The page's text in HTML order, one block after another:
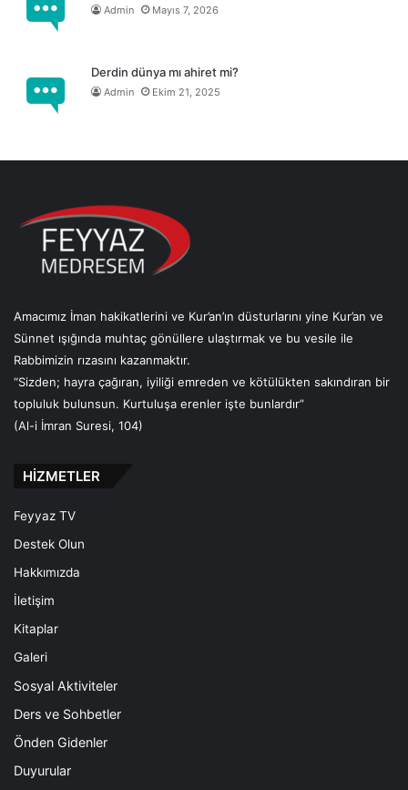
Admin Mayıs 7, 2026
Derdin dünya mı ahiret mi?
Admin Ekim 21, 2025
Amacımız İman hakikatlerini ve Kur’an’ın düsturlarını yine Kur’an ve
Sünnet ışığında muhtaç gönüllere ulaştırmak ve bu vesile ile
Rabbimizin rızasını kazanmaktır.
“Sizden; hayra çağıran, iyiliği emreden ve kötülükten sakındıran bir
topluluk bulunsun. Kurtuluşa erenler işte bunlardır”
(Al-i İmran Suresi, 104)
HİZMETLER
Feyyaz TV
Destek Olun
Hakkımızda
İletişim
Kitaplar
Galeri
Sosyal Aktiviteler
Ders ve Sohbetler
Önden Gidenler
Duyurular